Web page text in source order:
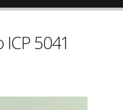
5041